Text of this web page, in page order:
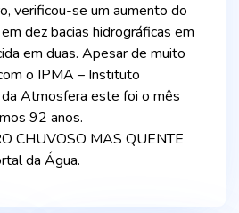
verificou-se um aumento do
dez bacias hidrográficas em
em duas. Apesar de muito
o IPMA – Instituto
Atmosfera este foi o mês
92 anos.
CHUVOSO MAS QUENTE
da Água.